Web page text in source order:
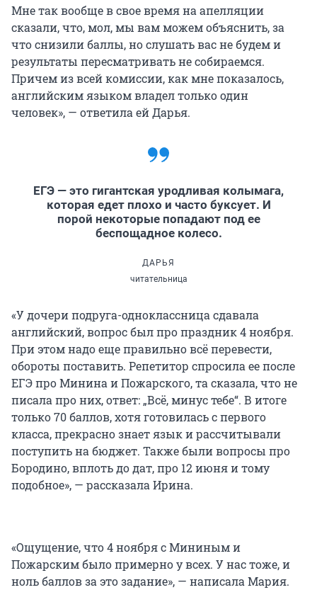
Мне так вообще в свое время на апелляции
сказали, что, мол, мы вам можем объяснить, за
что снизили баллы, но слушать вас не будем и
результаты пересматривать не собираемся.
Причем из всей комиссии, как мне показалось,
английским языком владел только один
человек», — ответила ей Дарья.
ЕГЭ — это гигантская уродливая колымага,
которая едет плохо и часто буксует. И
порой некоторые попадают под ее
беспощадное колесо.
ДАРЬЯ
читательница
«У дочери подруга-одноклассница сдавала
английский, вопрос был про праздник 4 ноября.
При этом надо еще правильно всё перевести,
обороты поставить. Репетитор спросила ее после
ЕГЭ про Минина и Пожарского, та сказала, что не
писала про них, ответ: „Всё, минус тебе“. В итоге
только 70 баллов, хотя готовилась с первого
класса, прекрасно знает язык и рассчитывали
поступить на бюджет. Также были вопросы про
Бородино, вплоть до дат, про 12 июня и тому
подобное», — рассказала Ирина.
«Ощущение, что 4 ноября с Мининым и
Пожарским было примерно у всех. У нас тоже, и
ноль баллов за это задание», — написала Мария.